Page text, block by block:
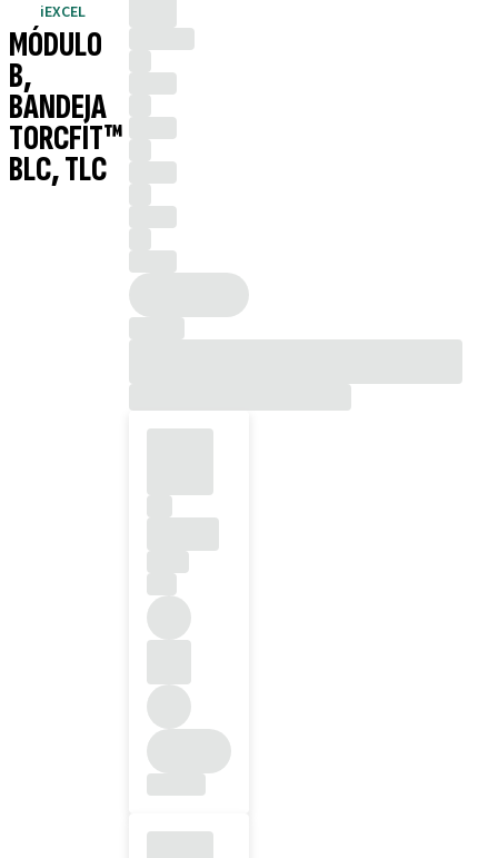
iEXCEL
MÓDULO
B,
BANDEJA
TORCFIT™
BLC, TLC